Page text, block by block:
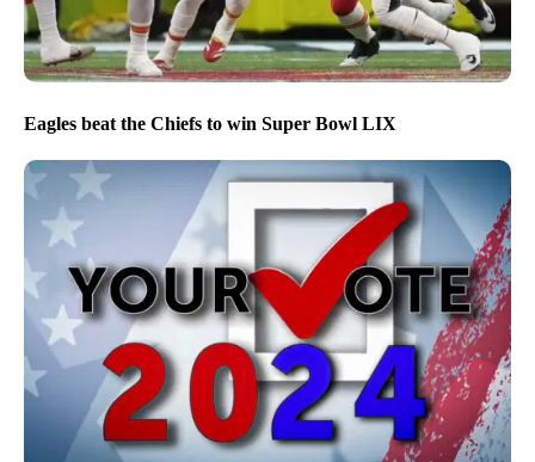
Eagles beat the Chiefs to win Super Bowl LIX